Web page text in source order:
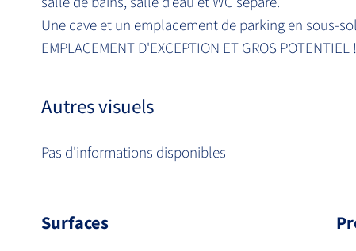
Une cave et un emplacement de parking en sous-
EMPLACEMENT D'EXCEPTION ET GROS POTENTIEL !
Autres visuels
Pas d'informations disponibles
Surfaces